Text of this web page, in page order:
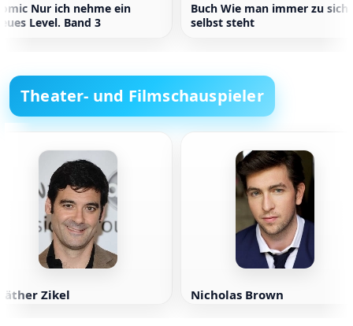
Nur ich nehme ein
Level. Band 3
Buch Wie man immer zu sich
selbst steht
Theater- und Filmschauspieler
Zikel Nicholas Brown